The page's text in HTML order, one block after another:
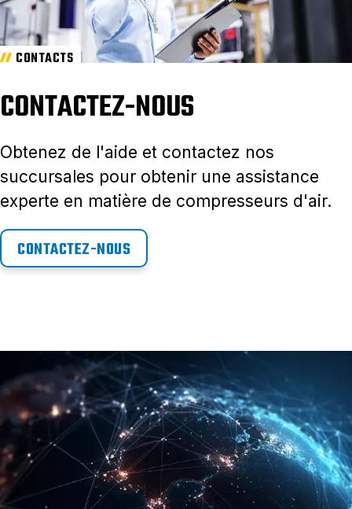
CONTACTS
CONTACTEZ-NOUS
Obtenez de l'aide et contactez nos
succursales pour obtenir une assistance
experte en matière de compresseurs d'air.
CONTACTEZ-NOUS